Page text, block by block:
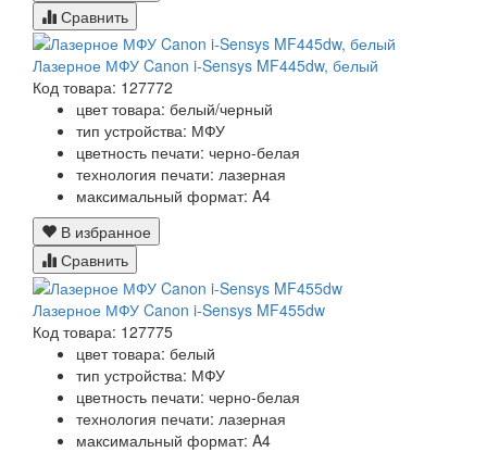
Сравнить
Лазерное МФУ Canon i-Sensys MF445dw, белый
Код товара: 127772
цвет товара: белый/черный
тип устройства: МФУ
цветность печати: черно-белая
технология печати: лазерная
максимальный формат: A4
В избранное
Сравнить
Лазерное МФУ Canon i-Sensys MF455dw
Код товара: 127775
цвет товара: белый
тип устройства: МФУ
цветность печати: черно-белая
технология печати: лазерная
максимальный формат: A4